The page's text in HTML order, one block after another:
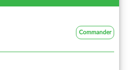
Commander